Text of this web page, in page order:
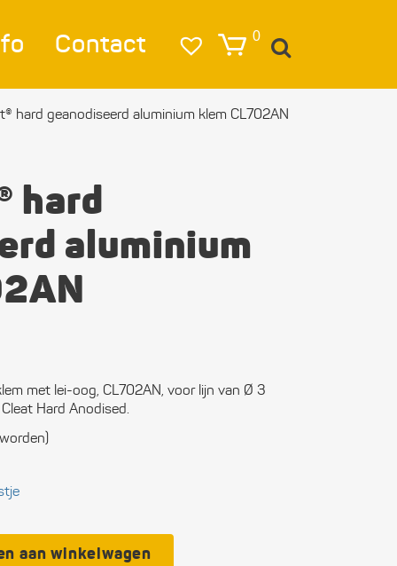
0
& Ankeren
en
Contact
hard geanodiseerd aluminium klem CL702AN
hard
aluminium
met lei-oog, CL702AN, voor lijn van Ø 3
Hard Anodised.
aan winkelwagen